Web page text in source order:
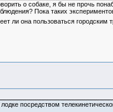
о собаке, я бы не прочь
Пока таких
ли она пользоваться городским
посредством